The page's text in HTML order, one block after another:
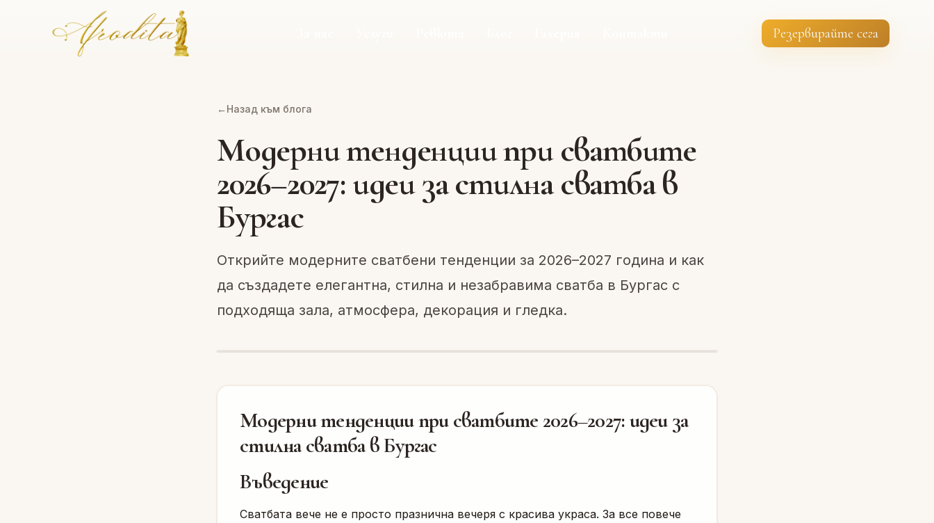
Резервирайте сега
← Назад към блога
Модерни тенденции при сватбите
2026–2027: идеи за стилна сватба в
Бургас
Открийте модерните сватбени тенденции за 2026–2027 година и как
да създадете елегантна, стилна и незабравима сватба в Бургас с
подходяща зала, атмосфера, декорация и гледка.
Модерни тенденции при сватбите 2026–2027: идеи за
стилна сватба в Бургас
Въведение
Сватбата вече не е просто празнична вечеря с красива украса. За все повече